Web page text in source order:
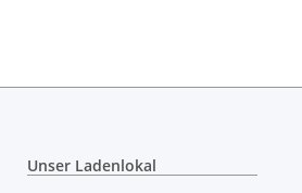
Unser Ladenlokal